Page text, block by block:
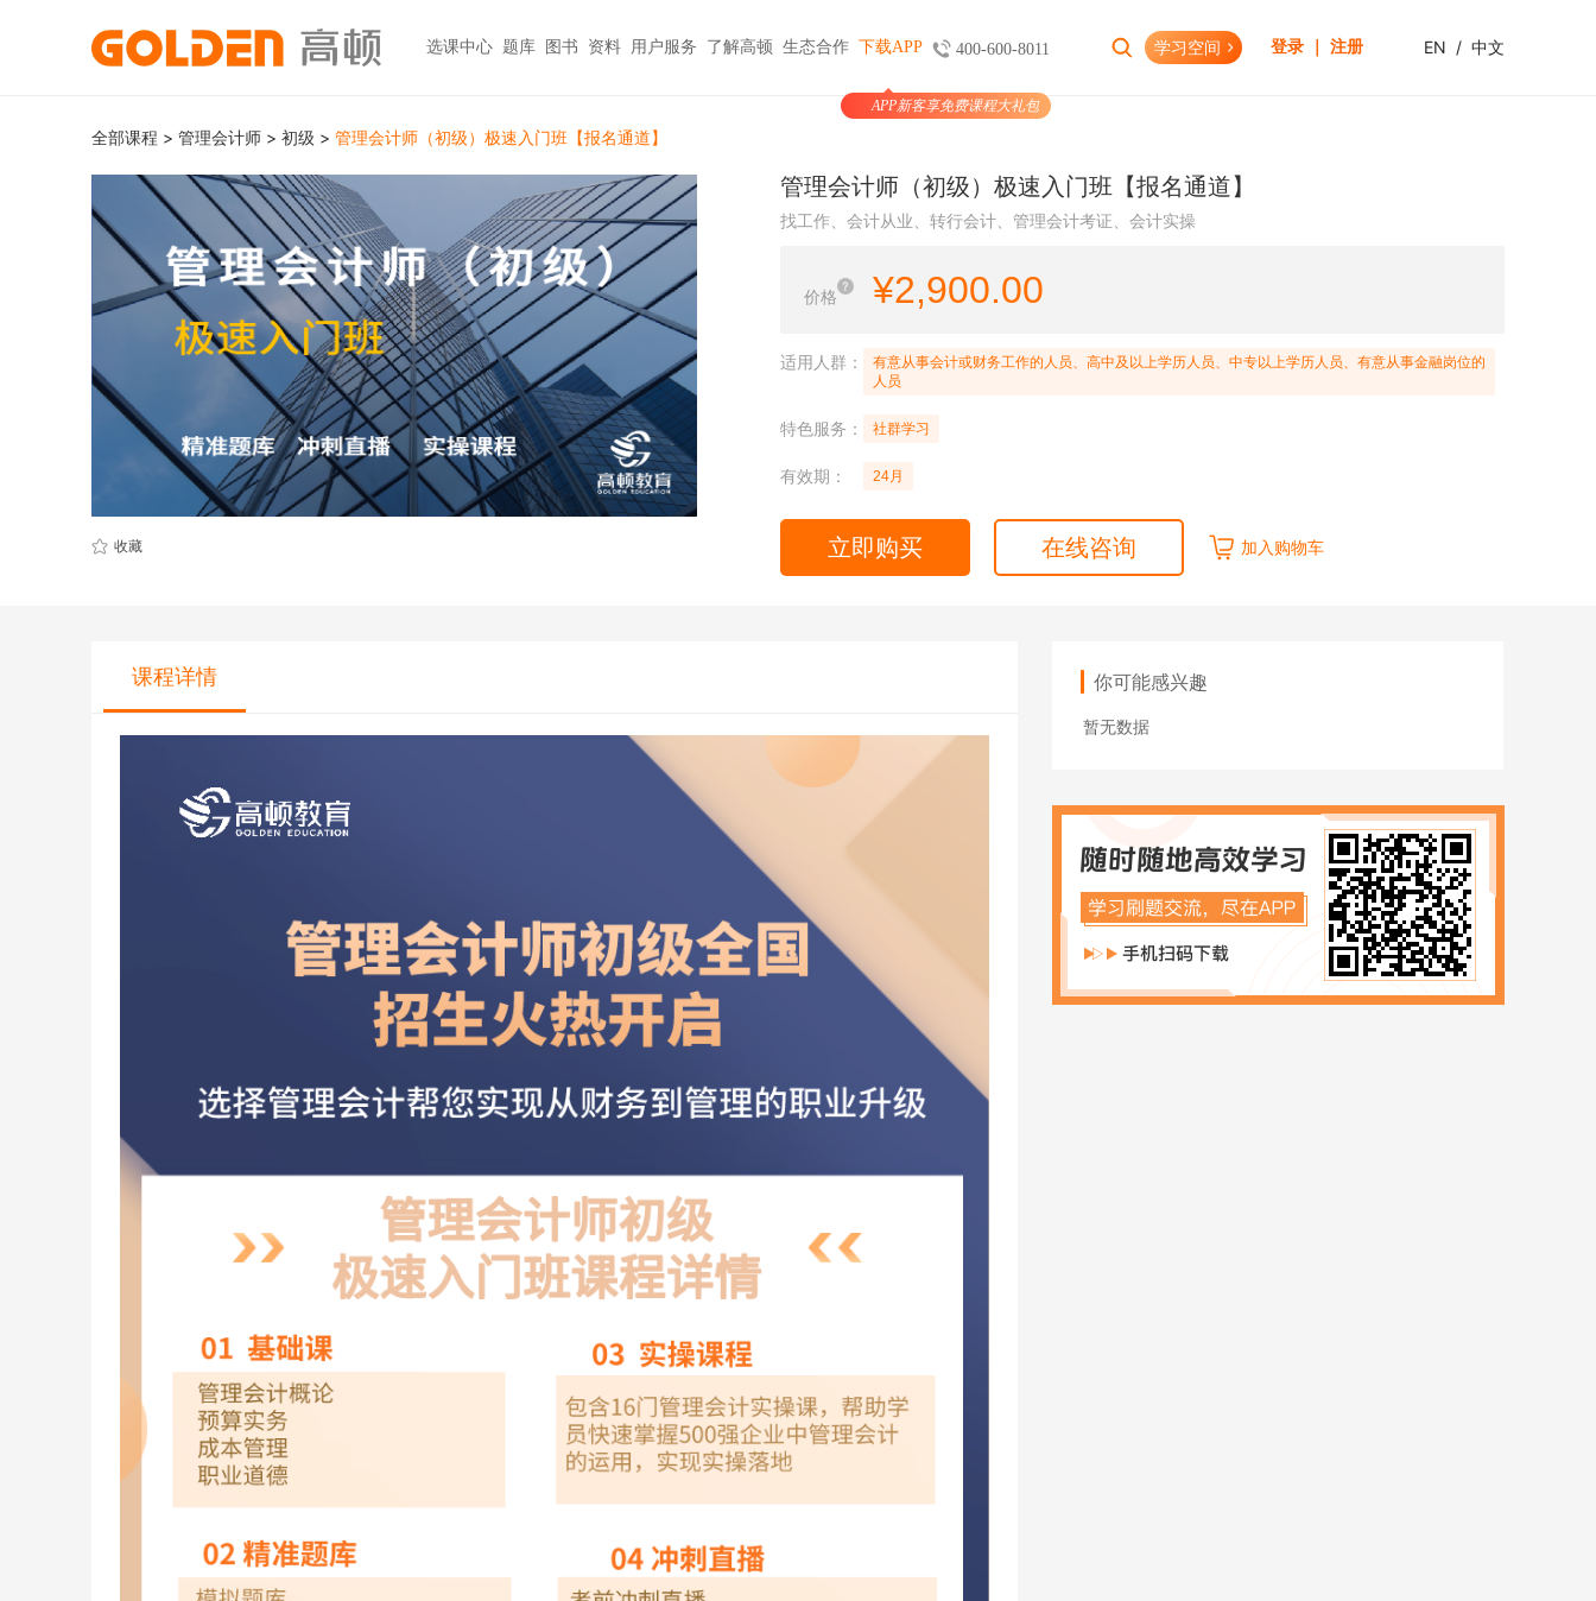
选课中心
高考志愿填报
高报
金融资格
基金从业
证券从业
期货从业
HOT
CFA+FRM
CQF(国际量化金融证书)
金融实操
经济师
大学生升学
学科辅导
统招专升本
大学英语四六级
保研 HOT
热门职业资格
公共营养师 HOT
心理咨询师
小马学长
大学生陪跑
线上实训
国际课程
紫藤国际
国际学校备考
CPA | ACCA | CFA | 税务师
银行考试招聘
体制内就业 NEW
日语
CMA(注册管理会计师)
ACCA HOT
博士申请
同等学力申硕
题库 图书
初级职称
中级职称
CPA（注册会计师） HOT
税务师
中级经济师 HOT
实践与管理
CMA
CFA
FRM
官方商城
天猫旗舰店
京东旗舰店
资料 用户服务
ACCA
CFA
CMA
USCPA
考研
会计职称
HOT
员工验证 HOT
如何购课
网上支付
发票制度
学习卡指南
如何学习课程
考试报名
ACCA机考预约
CMA代报名
CQF报名指导
考试日历
报考查询
了解高顿 生态合作 下载APP
APP新客享免费课程大礼包
400-600-8011 学习空间 登录 ｜ 注册 EN / 中文
全部课程 > 管理会计师 > 初级 > 管理会计师（初级）极速入门班【报名通道】
收藏
管理会计师（初级）极速入门班【报名通道】
找工作、会计从业、转行会计、管理会计考证、会计实操
价格 ¥2,900.00
适用人群：
有意从事会计或财务工作的人员、高中及以上学历人员、中专以上学历人员、有意从事金融岗位的
人员
特色服务： 社群学习
有效期： 24月
立即购买 在线咨询 加入购物车
课程详情 你可能感兴趣
暂无数据